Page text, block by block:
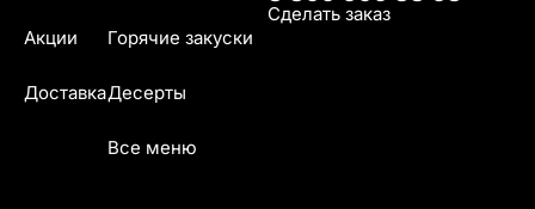
Акции
Доставка
Горячие закуски
Десерты
Все меню
Сделать заказ